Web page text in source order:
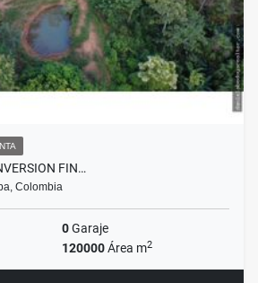
FIN…
Colombia
0Garaje
120000Área m2